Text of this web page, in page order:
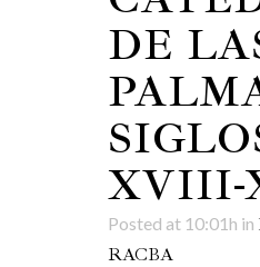
DE
XVIII-
Posted at 10:01h in
RACBA